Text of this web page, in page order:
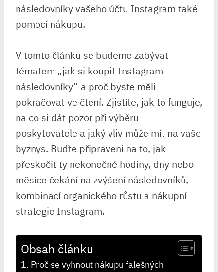
následovníky vašeho účtu Instagram také
pomocí nákupu.
V tomto článku se budeme zabývat
tématem „jak si koupit Instagram
následovníky“ a proč byste měli
pokračovat ve čtení. Zjistíte, jak to funguje,
na co si dát pozor při výběru
poskytovatele a jaký vliv může mít na vaše
byznys. Buďte připraveni na to, jak
přeskočit ty nekonečné hodiny, dny nebo
měsíce čekání na zvýšení následovníků,
kombinací organického růstu a nákupní
strategie Instagram.
Obsah článku
Proč se vyhnout nákupu falešných